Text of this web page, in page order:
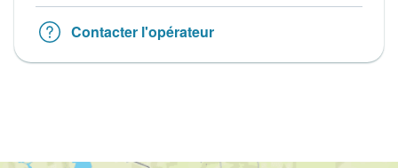
Contacter l'opérateur